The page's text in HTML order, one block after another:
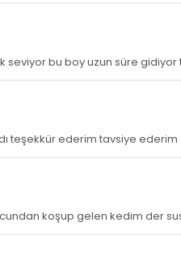
seviyor bu boy uzun süre
teşekkür ederim tavsiye
koşup gelen kedim der